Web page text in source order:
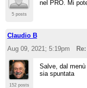
5 posts
nel PRO. Mi
Claudio B
Aug 09, 2021; 5:19pm
152 posts
Salve, dal
sia spuntata